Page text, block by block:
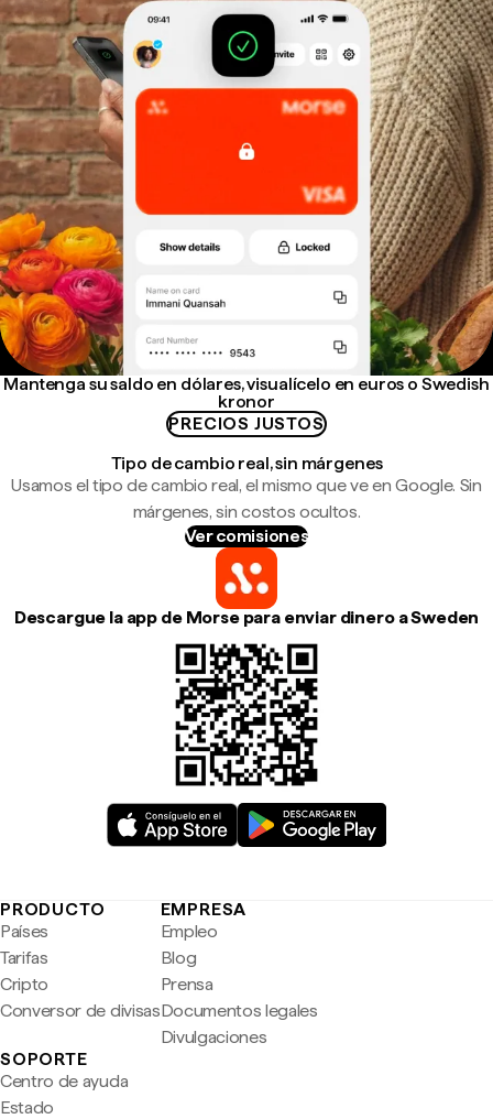
Mantenga su saldo en dólares, visualícelo en euros o Swedish
kronor
PRECIOS JUSTOS
Tipo de cambio real, sin márgenes
Usamos el tipo de cambio real, el mismo que ve en Google. Sin
márgenes, sin costos ocultos.
Ver comisiones
Descargue la app de Morse para enviar dinero a Sweden
PRODUCTO
Países
Tarifas
Cripto
Conversor de divisas
EMPRESA
Empleo
Blog
Prensa
Documentos legales
Divulgaciones
SOPORTE
Centro de ayuda
Estado